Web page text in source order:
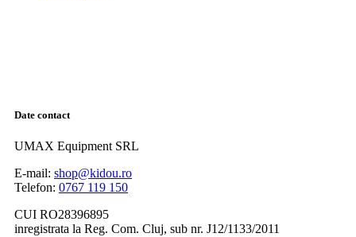
Date contact
UMAX Equipment SRL
E-mail: shop@kidou.ro
Telefon: 0767 119 150
CUI RO28396895
inregistrata la Reg. Com. Cluj, sub nr. J12/1133/2011